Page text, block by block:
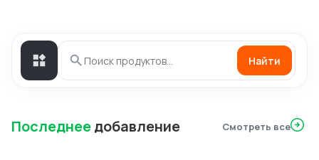
Найти
Последнеедобавление Смотреть все